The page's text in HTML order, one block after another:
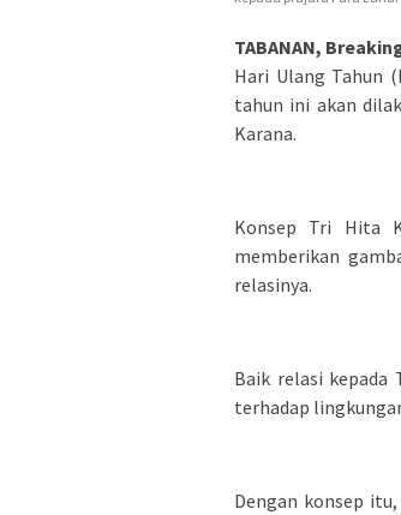
TABANAN,
Hari Ulang Tahun
tahun ini akan
Karana.
Konsep Tri Hita
memberikan
relasinya.
Baik relasi kepada
terhadap
Dengan konsep